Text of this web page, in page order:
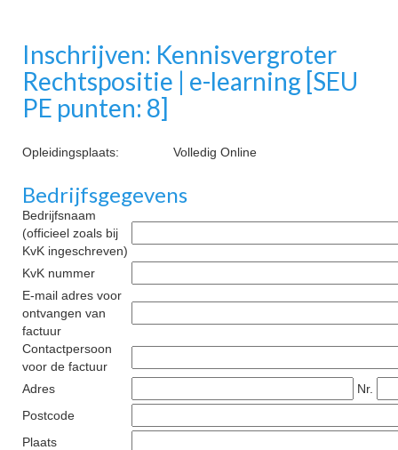
Inschrijven: Kennisvergroter
Rechtspositie | e-learning [SEU
PE punten: 8]
Opleidingsplaats: Volledig Online
Bedrijfsgegevens
Bedrijfsnaam
(officieel zoals bij
KvK ingeschreven)
KvK nummer
E-mail adres voor
ontvangen van
factuur
Contactpersoon
voor de factuur
Adres
Nr.
Postcode
Plaats